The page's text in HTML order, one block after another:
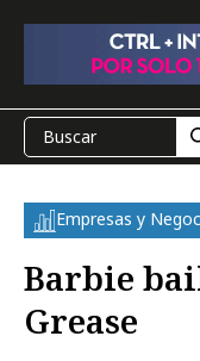
Empresas y
Barbie
Grease